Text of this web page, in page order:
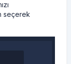
seçerek